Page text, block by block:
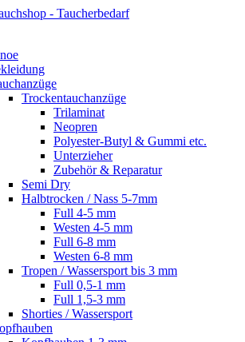
Trockentauchanzüge
Trilaminat
Neopren
Polyester-Butyl & Gummi etc.
Unterzieher
Zubehör & Reparatur
Semi Dry
Halbtrocken / Nass 5-7mm
Full 4-5 mm
Westen 4-5 mm
Full 6-8 mm
Westen 6-8 mm
Tropen / Wassersport bis 3 mm
Full 0,5-1 mm
Full 1,5-3 mm
Shorties / Wassersport